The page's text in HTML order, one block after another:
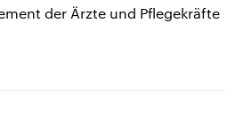
der Ärzte und Pflegekräfte